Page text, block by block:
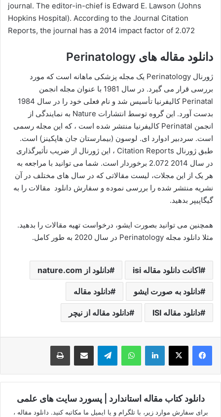
journal. The editor-in-chief is Edward E. Lawson (Johns
Hopkins Hospital). According to the Journal Citation
Reports, the journal has a 2014 impact factor of 2.072
دانلود مقاله های Perinatology
ژورنال Perinatology یک مجله پزشکی ماهانه است که مورد
بررسی قرار می گیرد. در سال 1981 با عنوان مجله انجمن
Perinatal کالیفرنیا تأسیس شد و نام فعلی خود را در سال 1984
بدست آورد. این گروه توسط انتشارات Nature به نمایندگی از
انجمن Perinatal کالیفرنیا منتشر شده است ، که این مجله رسمی
است. سردبیر ادوارد ای. لوسون (بیمارستان جان هاپکینز) است.
طبق ژورنال Citation Reports ، این ژورنال از ضریب تأثیرگذاری
در سال 2014 2.072 برخوردار است. شما می توانید با مراجعه به
هر یک از این مجلات، لیست مقالاتی که در سال های مختلف در آن
نشریه منتشر شده را بررسی نموده و سفارش دانلود مقالات را به
گیگاپیپر بدهید.
همچنین می توانید بصورت ایشو، درخواست تهیه مقالات را بدهید.
مثلا دانلود مجله Perinatology در سال 2020 به طور کامل.
اکانت دانلود مقاله isi دانلود از nature.com
دانلود به صورت ایشو دانلود مقاله
دانلود مقاله ISI دانلود مقاله از نیچر
لینکدین واتس آپ تلگرام اشتراک گذاری از طریق ایمیل چاپ
دانلود کتاب مقاله استاندارد | پسورد سایت های علمی
برای سفارش موارد زیر، با تلگرام و یا ایمیل ما مکاتبه کنید. دانلود مقاله ،